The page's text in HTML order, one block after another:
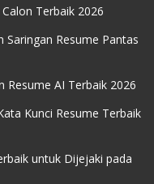
Terbaik 2026
Saringan Resume Pantas
Resume AI Terbaik 2026
Kunci Resume Terbaik
untuk Dijejaki pada